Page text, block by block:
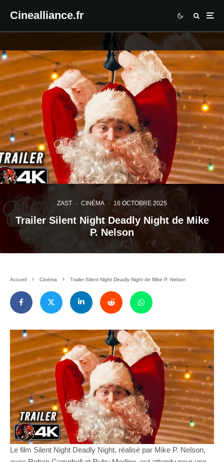
Cinealliance.fr
ZAST · CINÉMA · 16 OCTOBRE 2025
Trailer Silent Night Deadly Night de Mike
P. Nelson
Accueil Cinéma Trailer Silent Night Deadly Night de Mike P. Nelson
Le film Silent Night Deadly Night, réalisé par Mike P. Nelson,